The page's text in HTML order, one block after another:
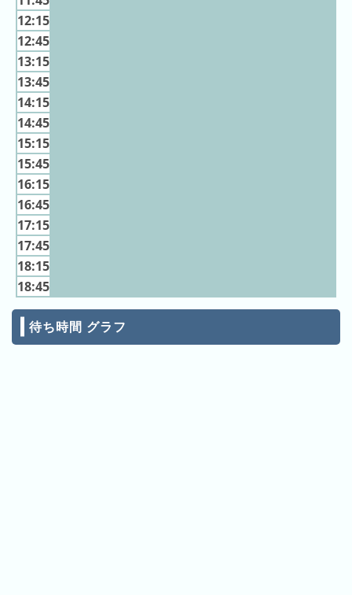
ラ
ン
キ
ン
グ
混
雑
ラ
ン
キ
ン
グ
今
日
の
ラ
ン
キ
ン
グ
昨
12:15
12:45
13:15
13:45
14:15
14:45
15:15
15:45
16:15
16:45
17:15
17:45
18:15
18:45
待ち時間 グラフ